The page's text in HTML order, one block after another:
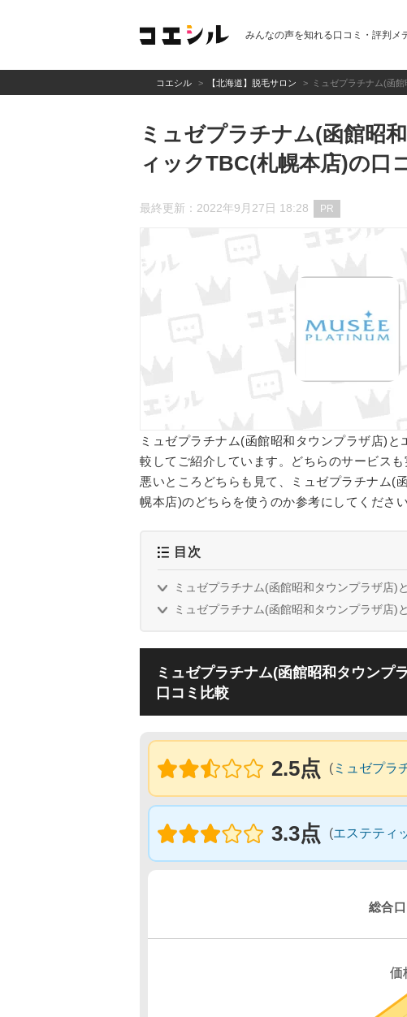
みんなの声を知れる口コミ・評判メ
コエシル 【北海道】脱毛サロン ミュゼプラチナム(函
ミュゼプラチナム(函館昭
ィックTBC(札幌本店)の口
最終更新：2022年9月27日 18:28 PR
ミュゼプラチナム(函館昭和タウンプラザ店)
較してご紹介しています。どちらのサービス
悪いところどちらも見て、ミュゼプラチナム(
幌本店)のどちらを使うのか参考にしてください
目次
ミュゼプラチナム(函館昭和タウンプラザ店)
ミュゼプラチナム(函館昭和タウンプラザ店)
ミュゼプラチナム(函館昭和タウンプ
口コミ比較
2.5点 ( ミュゼプラ
3.3点 (エステティ
総合